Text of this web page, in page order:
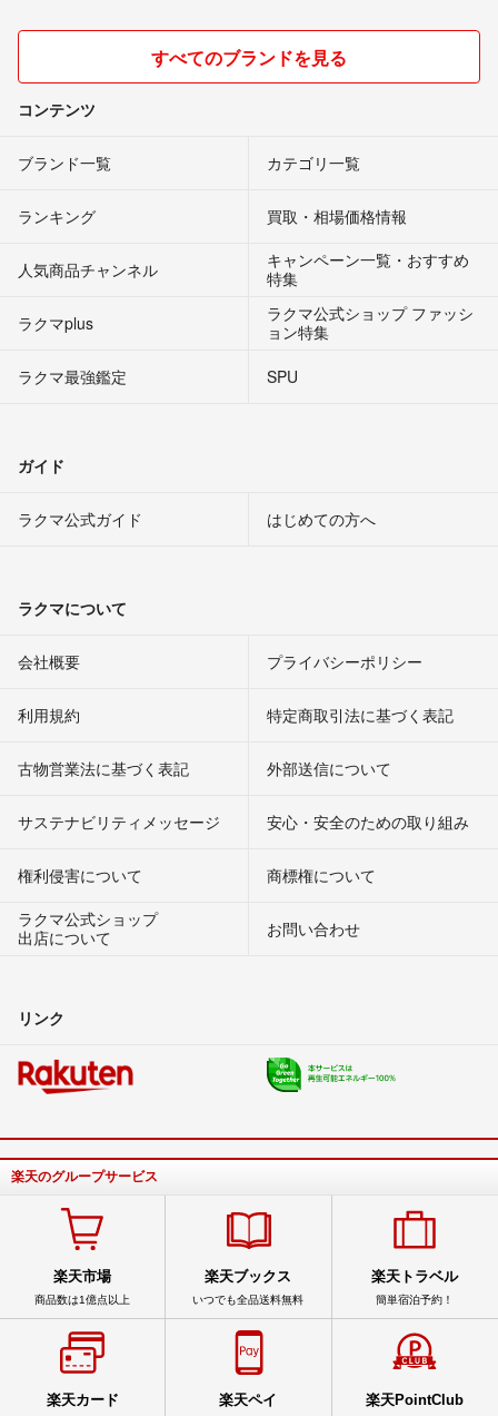
すべてのブランドを見る
コンテンツ
ブランド一覧 カテゴリ一覧
ランキング 買取・相場価格情報
人気商品チャンネル
キャンペーン一覧・おすすめ
特集
ラクマplus
ラクマ公式ショップ ファッシ
ョン特集
ラクマ最強鑑定
SPU
ガイド
ラクマ公式ガイド はじめての方へ
ラクマについて
会社概要 プライバシーポリシー
利用規約 特定商取引法に基づく表記
古物営業法に基づく表記 外部送信について
サステナビリティメッセージ 安心・安全のための取り組み
権利侵害について
商標権について
ラクマ公式ショップ
出店について
お問い合わせ
リンク
楽天のグループサービス
楽天市場
商品数は1億点以上
楽天ブックス
いつでも全品送料無料
楽天トラベル
簡単宿泊予約！
楽天カード 楽天ペイ 楽天PointClub